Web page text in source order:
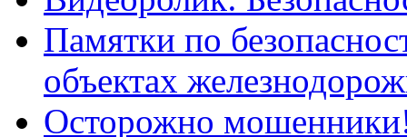
Памятки по
объектах
Осторожно